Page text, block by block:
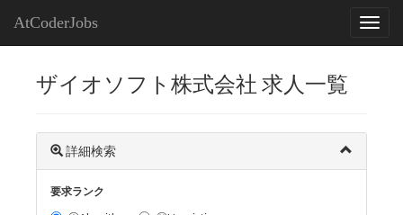
AtCoderJobs
ザイオソフト株式会社 求人一覧
詳細検索
要求ランク